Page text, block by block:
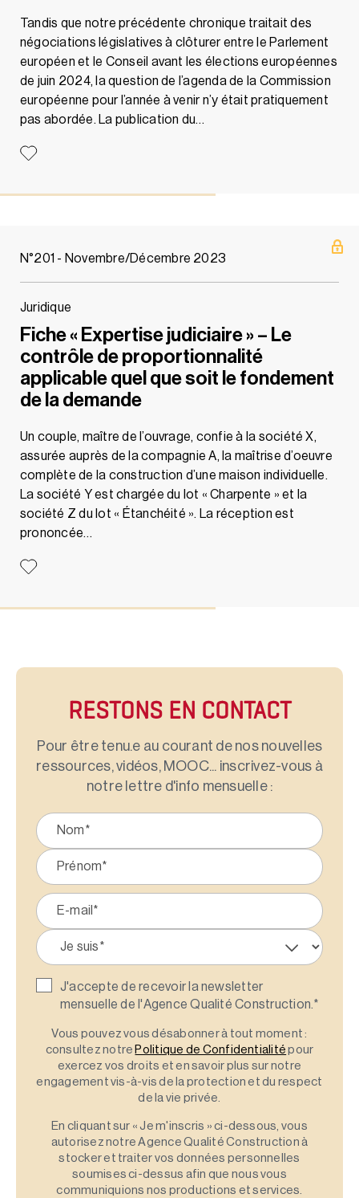
Tandis que notre précédente chronique traitait des
négociations législatives à clôturer entre le Parlement
européen et le Conseil avant les élections européennes
de juin 2024, la question de l’agenda de la Commission
européenne pour l’année à venir n’y était pratiquement
pas abordée. La publication du…
N°201 - Novembre/Décembre 2023
Juridique
Fiche « Expertise judiciaire » – Le
contrôle de proportionnalité
applicable quel que soit le fondement
de la demande
Un couple, maître de l’ouvrage, confie à la société X,
assurée auprès de la compagnie A, la maîtrise d’oeuvre
complète de la construction d’une maison individuelle.
La société Y est chargée du lot « Charpente » et la
société Z du lot « Étanchéité ». La réception est
prononcée…
RESTONS EN CONTACT
Pour être tenu.e au courant de nos nouvelles
ressources, vidéos, MOOC... inscrivez-vous à
notre lettre d'info mensuelle :
J'accepte de recevoir la newsletter
mensuelle de l'Agence Qualité Construction.*
Vous pouvez vous désabonner à tout moment :
consultez notre Politique de Confidentialité pour
exercez vos droits et en savoir plus sur notre
engagement vis-à-vis de la protection et du respect
de la vie privée.
En cliquant sur « Je m'inscris » ci-dessous, vous
autorisez notre Agence Qualité Construction à
stocker et traiter vos données personnelles
soumises ci-dessus afin que nous vous
communiquions nos productions et services.